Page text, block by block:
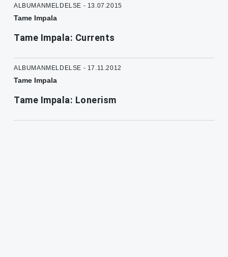
ALBUMANMELDELSE - 13.07.2015
Tame Impala
Tame Impala: Currents
ALBUMANMELDELSE - 17.11.2012
Tame Impala
Tame Impala: Lonerism